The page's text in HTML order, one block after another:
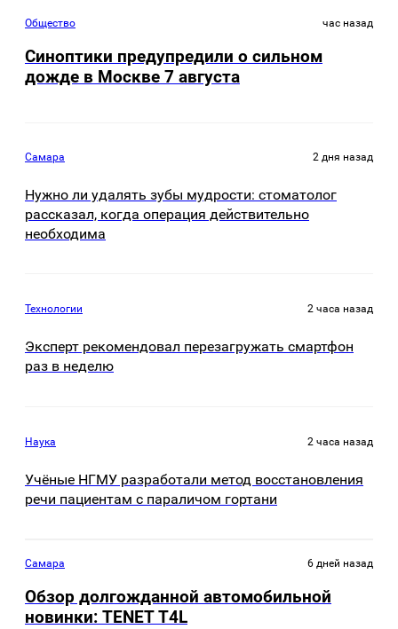
Общество час назад
Синоптики предупредили о сильном
дожде в Москве 7 августа
Самара 2 дня назад
Нужно ли удалять зубы мудрости: стоматолог
рассказал, когда операция действительно
необходима
Технологии 2 часа назад
Эксперт рекомендовал перезагружать смартфон
раз в неделю
Наука 2 часа назад
Учёные НГМУ разработали метод восстановления
речи пациентам с параличом гортани
Самара 6 дней назад
Обзор долгожданной автомобильной
новинки: TENET Т4L